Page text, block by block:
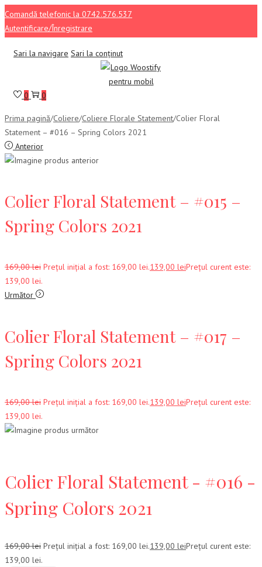
Comandă telefonic la 0742.576.537
Autentificare/Înregistrare
Sari la navigare Sari la conținut
0 0
Prima pagină/Coliere/Coliere Florale Statement/Colier Floral
Statement – #016 – Spring Colors 2021
Anterior
Colier Floral Statement – #015 –
Spring Colors 2021
169,00lei Prețul inițial a fost: 169,00 lei.139,00 leiPrețul curent este:
139,00 lei.
Următor
Colier Floral Statement – #017 –
Spring Colors 2021
169,00lei Prețul inițial a fost: 169,00 lei.139,00 leiPrețul curent este:
139,00 lei.
Colier Floral Statement - #016 -
Spring Colors 2021
169,00lei Prețul inițial a fost: 169,00 lei.139,00 leiPrețul curent este:
139,00 lei.